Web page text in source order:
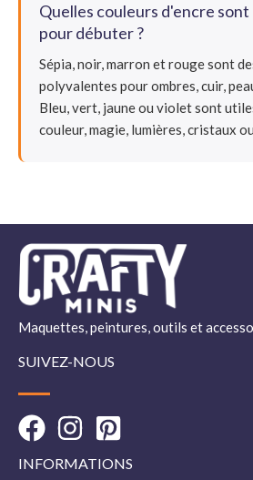
Quelles couleurs d'encre sont
pour débuter ?
Sépia, noir, marron et rouge sont
polyvalentes pour ombres, cuir,
Bleu, vert, jaune ou violet sont
couleur, magie, lumières, cristaux
Maquettes, peintures, outils et
SUIVEZ-NOUS
INFORMATIONS